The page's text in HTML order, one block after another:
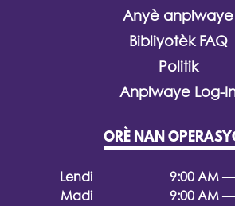
Anyè anplwaye
Bibliyotèk FAQ
Politik
Anplwaye Log-
ORÈ NAN
Lendi
9:00 AM —
Madi
9:00 AM —